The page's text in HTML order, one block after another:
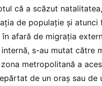
că a scăzut
de populație și atunci
în afară de migrația
s-au mutat către
metropolitană a
de un oraș sau de